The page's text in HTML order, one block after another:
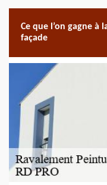
Ce que l’on gagne à
façade